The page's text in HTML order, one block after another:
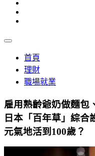
首頁
理財
職場就業
雇用熟齡爺奶做麵包
日本「百年草」綜合
元氣地活到100歲？